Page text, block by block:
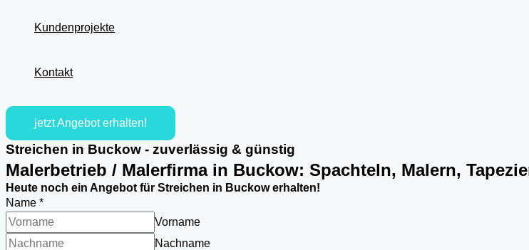
Kundenprojekte
Kontakt
jetzt Angebot erhalten!
Streichen in Buckow - zuverlässig & günstig
Malerbetrieb / Malerfirma in Buckow: Spachteln, Malern,
Heute noch ein Angebot für Streichen in Buckow erhalten!
Name *
Vorname
Nachname